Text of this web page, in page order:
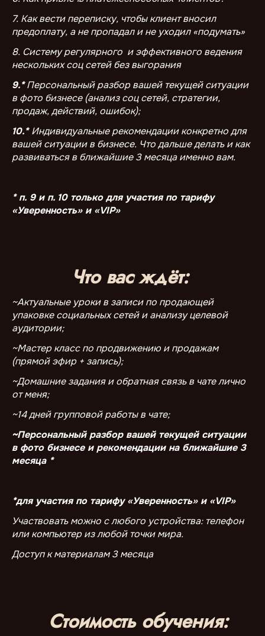
7. Как вести переписку, чтобы клиент вносил
предоплату, а не пропадал и не уходил «подумать»
8. Систему регулярного и эффективного ведения
нескольких соц сетей без выгорания
9.*Персональный разбор вашей текущей ситуации
в фото бизнесе (анализ соц сетей, стратегии,
продаж, действий, ошибок);
10.*Индивидуальные рекомендации конкретно для
вашей ситуации в бизнесе. Что дальше делать и как
развиваться в ближайшие 3 месяца именно вам.
* п. 9 и п. 10 только для участия по тарифу
«Уверенность» и «VIP»
Что вас ждёт:
~Актуальные уроки в записи по продающей
упаковке социальных сетей и анализу целевой
аудитории;
~Мастер класс по продвижению и продажам
(прямой эфир + запись);
~Домашние задания и обратная связь в чате лично
от меня;
~14 дней групповой работы в чате;
~Персональный разбор вашей текущей ситуации
в фото бизнесе и рекомендации на ближайшие 3
месяца *
*для участия по тарифу «Уверенность» и «VIP»
Участвовать можно с любого устройства: телефон
или компьютер из любой точки мира.
Доступ к материалам 3 месяца
Стоимость обучения: